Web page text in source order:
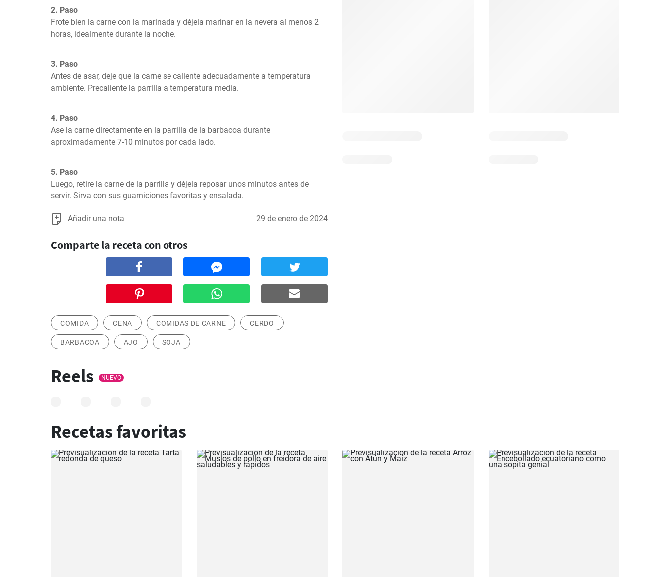
2. Paso
Frote bien la carne con la marinada y déjela marinar en la nevera al menos 2
horas, idealmente durante la noche.
3. Paso
Antes de asar, deje que la carne se caliente adecuadamente a temperatura
ambiente. Precaliente la parrilla a temperatura media.
4. Paso
Ase la carne directamente en la parrilla de la barbacoa durante
aproximadamente 7-10 minutos por cada lado.
5. Paso
Luego, retire la carne de la parrilla y déjela reposar unos minutos antes de
servir. Sirva con sus guarniciones favoritas y ensalada.
Añadir una nota 29 de enero de 2024
Comparte la receta con otros
COMIDA CENA COMIDAS DE CARNE CERDO
BARBACOA AJO SOJA
Reels NUEVO
Recetas favoritas